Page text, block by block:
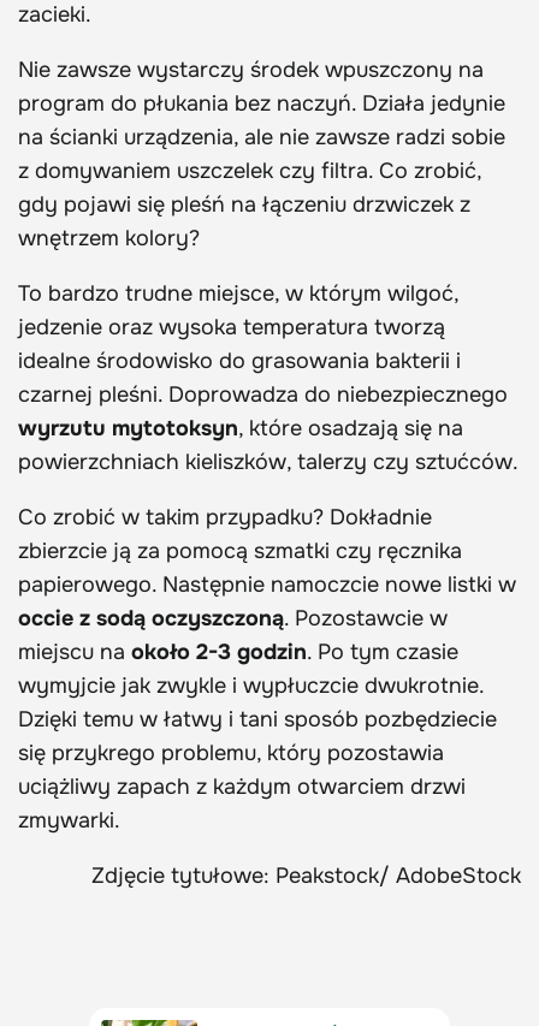
zacieki.
Nie zawsze wystarczy środek wpuszczony na
program do płukania bez naczyń. Działa jedynie
na ścianki urządzenia, ale nie zawsze radzi sobie
z domywaniem uszczelek czy filtra. Co zrobić,
gdy pojawi się pleśń na łączeniu drzwiczek z
wnętrzem kolory?
To bardzo trudne miejsce, w którym wilgoć,
jedzenie oraz wysoka temperatura tworzą
idealne środowisko do grasowania bakterii i
czarnej pleśni. Doprowadza do niebezpiecznego
wyrzutu mytotoksyn, które osadzają się na
powierzchniach kieliszków, talerzy czy sztućców.
Co zrobić w takim przypadku? Dokładnie
zbierzcie ją za pomocą szmatki czy ręcznika
papierowego. Następnie namoczcie nowe listki w
occie z sodą oczyszczoną. Pozostawcie w
miejscu na około 2-3 godzin. Po tym czasie
wymyjcie jak zwykle i wypłuczcie dwukrotnie.
Dzięki temu w łatwy i tani sposób pozbędziecie
się przykrego problemu, który pozostawia
uciążliwy zapach z każdym otwarciem drzwi
zmywarki.
Zdjęcie tytułowe: Peakstock/ AdobeStock